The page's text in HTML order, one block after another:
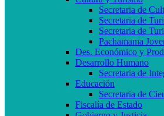
Secretaria de
Secretaria de
Secretaria de
Pachamama
Des. Económico y
Desarrollo Humano
Secretaria de
Educación
Secretaria de
Fiscalía de Estado